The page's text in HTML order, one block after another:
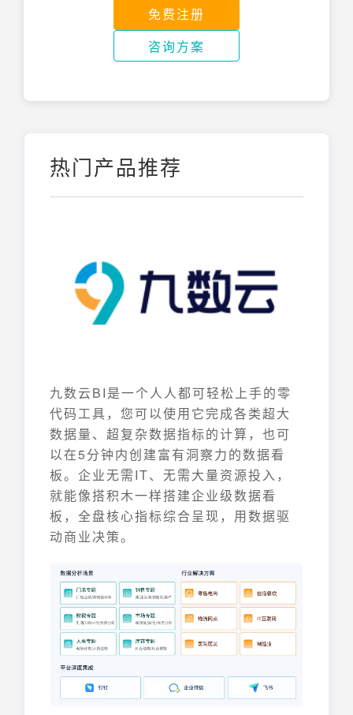
免费注册
咨询方案
热门产品推荐
九数云BI是一个人人都可轻松上手的零
代码工具，您可以使用它完成各类超大
数据量、超复杂数据指标的计算，也可
以在5分钟内创建富有洞察力的数据看
板。企业无需IT、无需大量资源投入，
就能像搭积木一样搭建企业级数据看
板，全盘核心指标综合呈现，用数据驱
动商业决策。